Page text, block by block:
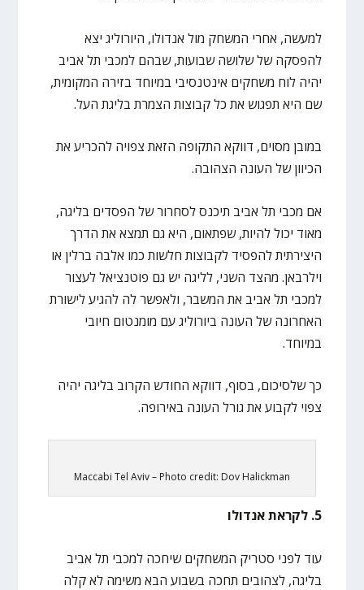
למעשה, אחרי המשחק מול אנדולו, היורוליג יצא
להפסקה של שלושה שבועות, שבהם למכבי תל אביב
יהיה לוח משחקים אינטנסיבי במיוחד בזירה המקומית,
שם היא תפגוש את כל קבוצות הצמרת בליגת העל.
במובן מסוים, דווקא התקופה הזאת צפויה להכריע את
הכיוון של העונה הצהובה.
אם מכבי תל אביב תיכנס לסחרור של הפסדים בליגה,
מאוד יכול להיות, שפתאום, היא גם תמצא את הדרך
היצירתית להפסיד לקבוצות חלשות כמו אלבה ברלין או
וילרבאן. מהצד השני, לליגה יש גם פוטנציאל לעצור
למכבי תל אביב את המשבר, ולאפשר לה להגיע לישורת
האחרונה של העונה ביורוליג עם מומנטום חיובי
במיוחד.
כך שלסיכום, בסוף, דווקא החודש הקרוב בליגה יהיה
צפוי לקבוע את גורל העונה באירופה.
Maccabi Tel Aviv – Photo credit: Dov Halickman
5. לקראת אנדולו
עוד לפני סטריק המשחקים שיחכה למכבי תל אביב
בליגה, לצהובים תחכה בשבוע הבא משימה לא קלה